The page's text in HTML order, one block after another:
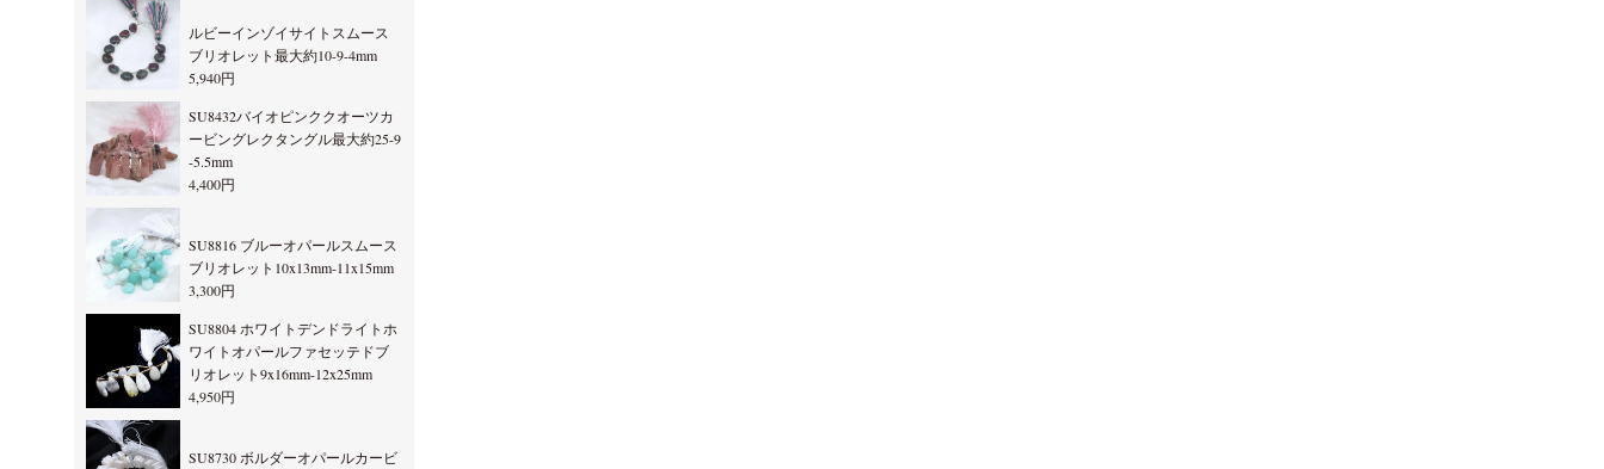
ルビーインゾイサイトスムース
ブリオレット最大約10-9-4mm
5,940円
SU8432バイオピンククオーツカ
ービングレクタングル最大約25-9
-5.5mm
4,400円
SU8816 ブルーオパールスムース
ブリオレット10x13mm-11x15mm
3,300円
SU8804 ホワイトデンドライトホ
ワイトオパールファセッテドブ
リオレット9x16mm-12x25mm
4,950円
SU8730 ボルダーオパールカービ